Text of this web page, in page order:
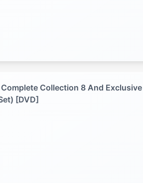
Collection 8 And Exclusive
[DVD]